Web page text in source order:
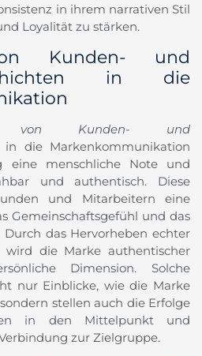
in ihrem narrativen Stil
Loyalität zu stärken.
Kunden- und
in die
von Kunden- und
in die Markenkommunikation
eine menschliche Note und
und authentisch. Diese
und Mitarbeitern eine
Gemeinschaftsgefühl und das
das Hervorheben echter
wird die Marke authentischer
Dimension. Solche
nur Einblicke, wie die Marke
stellen auch die Erfolge
in den Mittelpunkt und
zur Zielgruppe.